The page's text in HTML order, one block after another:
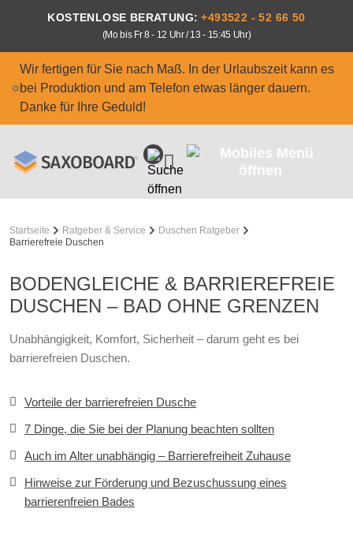
Zum Hauptinhalt springen
KOSTENLOSE BERATUNG: +493522 - 52 66 50
(Mo bis Fr 8 - 12 Uhr / 13 - 15:45 Uhr)
Wir fertigen für Sie nach Maß. In der Urlaubszeit kann es
bei Produktion und am Telefon etwas länger dauern.
Danke für Ihre Geduld!
Startseite Ratgeber & Service
Duschen Ratgeber
Barrierefreie Duschen
BODENGLEICHE & BARRIEREFREIE
DUSCHEN – BAD OHNE GRENZEN
Unabhängigkeit, Komfort, Sicherheit – darum geht es bei
barrierefreien Duschen.
Vorteile der barrierefreien Dusche
7 Dinge, die Sie bei der Planung beachten sollten
Auch im Alter unabhängig – Barrierefreiheit Zuhause
Hinweise zur Förderung und Bezuschussung eines
barrierenfreien Bades